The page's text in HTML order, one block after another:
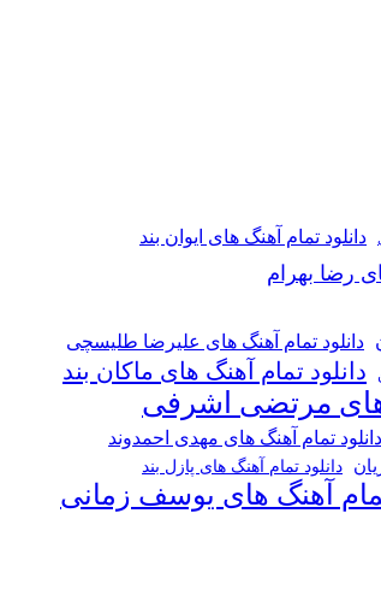
دانلود تمام آهنگ های ایوان بند
رضا بهرام
دانلود تمام آهنگ های علیرضا طلیسچی
دانلود تمام آهنگ های ماکان بند
های مرتضی اشرفی
دانلود تمام آهنگ های مهدی احمدوند
دانلود تمام آهنگ های پازل بند
آهنگ های یوسف زمانی